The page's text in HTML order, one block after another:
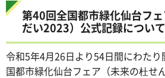
第40回全国都市緑化仙台フ
だい2023）公式記録について
令和5年4月26日より54日間にわた
国都市緑化仙台フェア（未来の杜せ